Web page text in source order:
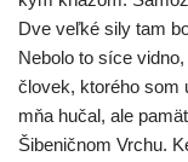
Dve veľ­ké sily tam
Nebolo to síce
člo­vek, kto­ré­ho som
mňa hučal, ale
Šibeničnom Vrchu.